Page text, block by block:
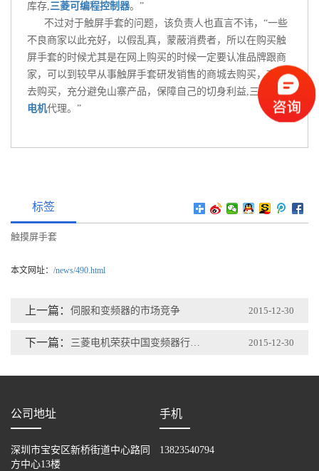
库存,三菱可编程控制器。”
不过对于触屏手套的问题，该负责人也直言不讳，“一些
不良商家以此充好，以假乱真，蒙蔽消费者，所以在购买触
屏手套的时候尤其是在网上购买的时候一定要认准品牌跟商
家，可以到较早从事触屏手套研发销售的商城去购买，商城
去购买，充分避免山寨产品，保障自己的切身利益,三菱
伺服
电机代理。”
标签
触摸屏手套
本文网址： /news/490.html
上一篇： 伺服和变频器的市场竞争 2015-12-30
下一篇： 三菱电机荣获中国变频器行业“创新力十强”称号 2015-12-30
公司地址
深圳市宝安区新桥街道中心路同
方中心13楼
手机
13823540794